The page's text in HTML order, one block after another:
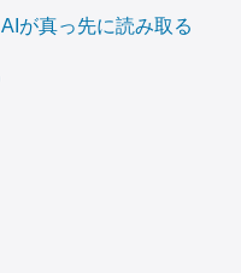
が真っ先に読み取る